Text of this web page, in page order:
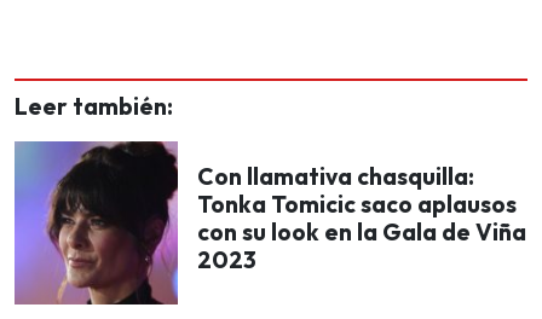
Leer también:
Con llamativa chasquilla:
Tonka Tomicic saco aplausos
con su look en la Gala de Viña
2023